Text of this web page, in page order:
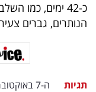
כ-42 ימים, כמו
הנותרים, גברים
תגיות ה-7 באוקטובר